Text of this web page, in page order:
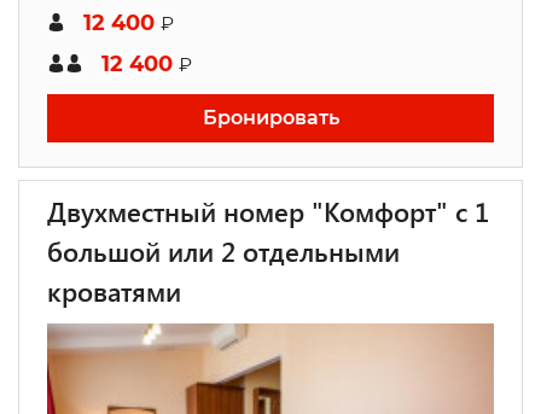
12 400 ₽
12 400 ₽
Бронировать
Двухместный номер "Комфорт" с 1
большой или 2 отдельными
кроватями